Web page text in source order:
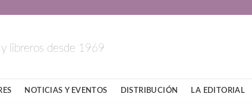
y libreros desde 1969
NOTICIAS Y EVENTOS DISTRIBUCIÓN LA EDITORIAL